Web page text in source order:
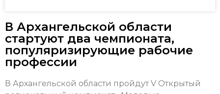
В Архангельской области
стартуют два чемпионата,
популяризирующие рабочие
профессии
В Архангельской области пройдут V Открытый